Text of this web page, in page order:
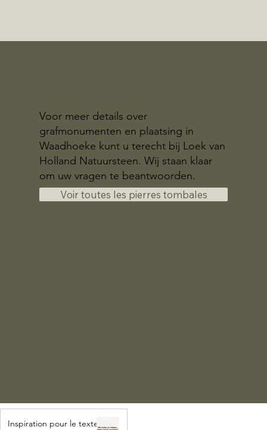
Voor meer details over
grafmonumenten en plaatsing in
Waadhoeke kunt u terecht bij Loek van
Holland Natuursteen. Wij staan klaar
om uw vragen te beantwoorden.
Voir toutes les pierres tombales
Inspiration pour le texte